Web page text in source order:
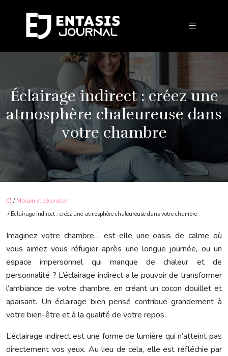
Éclairage indirect : créez une
atmosphère chaleureuse dans
votre chambre
/ Maison et décoration
/ Éclairage indirect : créez une atmosphère chaleureuse dans votre chambre
Imaginez votre chambre… est-elle une oasis de calme où
vous aimez vous réfugier après une longue journée, ou un
espace impersonnel qui manque de chaleur et de
personnalité ? L’éclairage indirect a le pouvoir de transformer
l’ambiance de votre chambre, en créant un cocon douillet et
apaisant. Un éclairage bien pensé contribue grandement à
votre bien-être et à la qualité de votre repos.
L’éclairage indirect est une forme de lumière qui n’atteint pas
directement vos yeux. Au lieu de cela, elle est réfléchie par